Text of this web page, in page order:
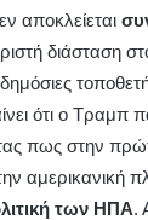
αποκλείεται
διάσταση
ότι ο Τραμπ
πως στην
αμερικανική
των ΗΠΑ.